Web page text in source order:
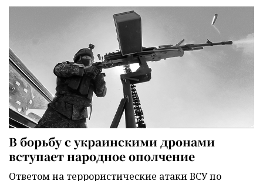
В борьбу с украинскими дронами
вступает народное ополчение
Ответом на террористические атаки ВСУ по